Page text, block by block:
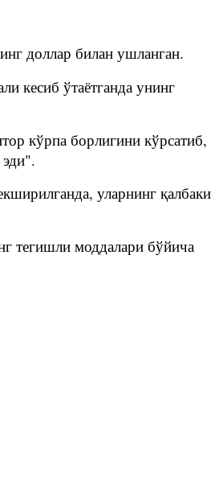
доллар билан ушланган.
кесиб ўтаётганда унинг
кўрпа борлигини кўрсатиб,
уларнинг қалбаки
тегишли моддалари бўйича